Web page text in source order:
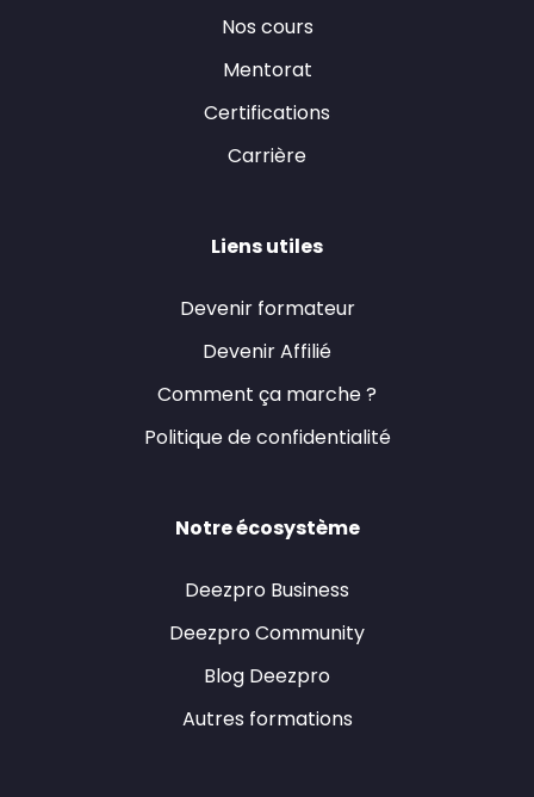
Nos cours
Mentorat
Certifications
Carrière
Liens utiles
Devenir formateur
Devenir Affilié
Comment ça marche ?
Politique de confidentialité
Notre écosystème
Deezpro Business
Deezpro Community
Blog Deezpro
Autres formations